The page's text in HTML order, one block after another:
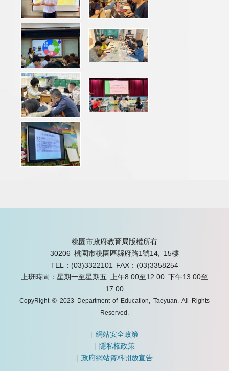
桃園市政府教育局版權所有
30206 桃園市桃園區縣府路1號14, 15樓
TEL：(03)3322101
FAX：(03)3358254
上班時間：星期一至星期五 上午8:00至12:00 下午13:00至
17:00
CopyRight © 2023 Department of Education, Taoyuan. All Rights
Reserved.
|網站安全政策
| 隱私權政策
|政府網站資料開放宣告